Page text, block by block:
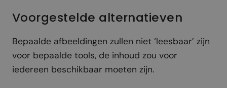
Voorgestelde alternatieven
Bepaalde afbeeldingen zullen niet ‘leesbaar’ zijn
voor bepaalde tools, de inhoud zou voor
iedereen beschikbaar moeten zijn.